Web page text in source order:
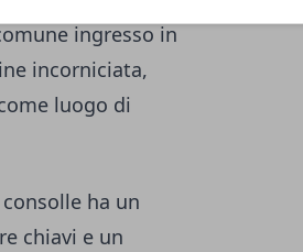
ingresso in
incorniciata,
luogo di
ha un
chiavi e un